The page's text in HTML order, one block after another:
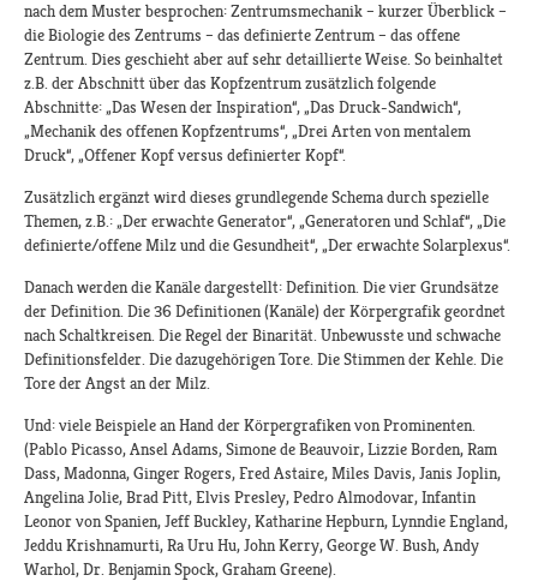
nach dem Muster besprochen: Zentrumsmechanik – kurzer Überblick –
die Biologie des Zentrums – das definierte Zentrum – das offene
Zentrum. Dies geschieht aber auf sehr detaillierte Weise. So beinhaltet
z.B. der Abschnitt über das Kopfzentrum zusätzlich folgende
Abschnitte: „Das Wesen der Inspiration“, „Das Druck-Sandwich“,
„Mechanik des offenen Kopfzentrums“, „Drei Arten von mentalem
Druck“, „Offener Kopf versus definierter Kopf“.
Zusätzlich ergänzt wird dieses grundlegende Schema durch spezielle
Themen, z.B.: „Der erwachte Generator“, „Generatoren und Schlaf“, „Die
definierte/offene Milz und die Gesundheit“, „Der erwachte Solarplexus“.
Danach werden die Kanäle dargestellt: Definition. Die vier Grundsätze
der Definition. Die 36 Definitionen (Kanäle) der Körpergrafik geordnet
nach Schaltkreisen. Die Regel der Binarität. Unbewusste und schwache
Definitionsfelder. Die dazugehörigen Tore. Die Stimmen der Kehle. Die
Tore der Angst an der Milz.
Und: viele Beispiele an Hand der Körpergrafiken von Prominenten.
(Pablo Picasso, Ansel Adams, Simone de Beauvoir, Lizzie Borden, Ram
Dass, Madonna, Ginger Rogers, Fred Astaire, Miles Davis, Janis Joplin,
Angelina Jolie, Brad Pitt, Elvis Presley, Pedro Almodovar, Infantin
Leonor von Spanien, Jeff Buckley, Katharine Hepburn, Lynndie England,
Jeddu Krishnamurti, Ra Uru Hu, John Kerry, George W. Bush, Andy
Warhol, Dr. Benjamin Spock, Graham Greene).